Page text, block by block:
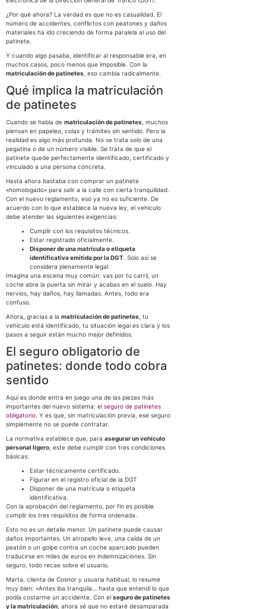
¿Por qué ahora? La verdad es que no es casualidad. El
número de accidentes, conflictos con peatones y daños
materiales ha ido creciendo de forma paralela al uso del
patinete.
Y cuando algo pasaba, identificar al responsable era, en
muchos casos, poco menos que imposible. Con la
matriculación de patinetes , eso cambia radicalmente.
Qué implica la matriculación
de patinetes
Cuando se habla de matriculación de patinetes , muchos
piensan en papeleo, colas y trámites sin sentido. Pero la
realidad es algo más profunda. No se trata solo de una
pegatina o de un número visible. Se trata de que el
patinete quede perfectamente identificado, certificado y
vinculado a una persona concreta.
Hasta ahora bastaba con comprar un patinete
«homologado» para salir a la calle con cierta tranquilidad.
Con el nuevo reglamento, eso ya no es suficiente. De
acuerdo con lo que establece la nueva ley, el vehículo
debe atender las siguientes exigencias:
Cumplir con los requisitos técnicos.
Estar registrado oficialmente.
Disponer de una matrícula o etiqueta
identificativa emitida por la DGT . Solo así se
considera plenamente legal.
Imagina una escena muy común: vas por tu carril, un
coche abre la puerta sin mirar y acabas en el suelo. Hay
nervios, hay daños, hay llamadas. Antes, todo era
confuso.
Ahora, gracias a la matriculación de patinetes , tu
vehículo está identificado, tu situación legal es clara y los
pasos a seguir están mucho mejor definidos.
El seguro obligatorio de
patinetes: donde todo cobra
sentido
Aquí es donde entra en juego una de las piezas más
importantes del nuevo sistema: el seguro de patinetes
obligatorio . Y es que, sin matriculación previa, ese seguro
simplemente no se puede contratar.
La normativa establece que, para asegurar un vehículo
personal ligero , este debe cumplir con tres condiciones
básicas:
Estar técnicamente certificado.
Figurar en el registro oficial de la DGT
Disponer de una matrícula o etiqueta
identificativa.
Con la aprobación del reglamento, por fin es posible
cumplir los tres requisitos de forma ordenada.
Esto no es un detalle menor. Un patinete puede causar
daños importantes. Un atropello leve, una caída de un
peatón o un golpe contra un coche aparcado pueden
traducirse en miles de euros en indemnizaciones. Sin
seguro, todo recae sobre el usuario.
Marta, clienta de Cosnor y usuaria habitual, lo resume
muy bien: «Antes iba tranquila… hasta que entendí lo que
podía costarme un accidente. Con el seguro de patinetes
y la matriculación , ahora sé que no estaré desamparada